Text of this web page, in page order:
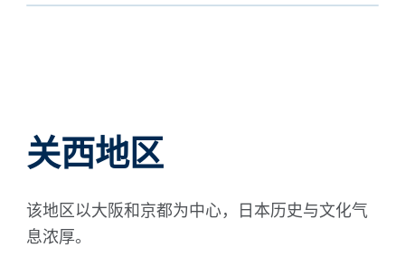
关西地区
该地区以大阪和京都为中心，日本历史与文化气
息浓厚。